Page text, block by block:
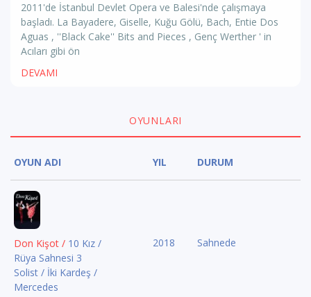
2011'de İstanbul Devlet Opera ve Balesi'nde çalışmaya
başladı. La Bayadere, Giselle, Kuğu Gölü, Bach, Entie Dos
Aguas , ''Black Cake'' Bits and Pieces , Genç Werther ' in
Acıları gibi ön
DEVAMI
OYUNLARI
OYUN ADI YIL DURUM
Don Kişot / 10 Kız /
Rüya Sahnesi 3
Solist / İki Kardeş /
Mercedes
2018 Sahnede